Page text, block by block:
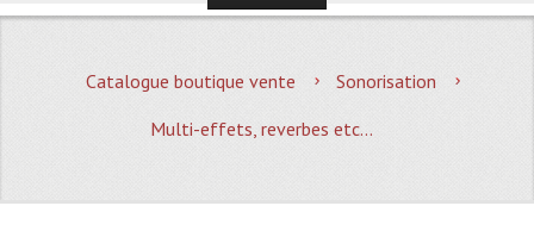
MAGASIN
Quoi De Neuf?
Catalogue boutique vente
Sonorisation
Multi-effets, reverbes etc...